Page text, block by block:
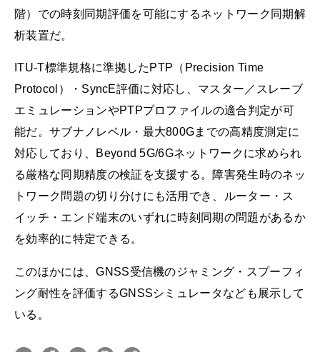
階）での時刻同期評価を可能にするネットワーク同期解
析装置だ。
ITU-T標準規格に準拠したPTP（Precision Time
Protocol）・SyncE評価に対応し、マスター／スレーブ
エミュレーションやPTPプロファイルの適合判定が可
能だ。サブナノレベル・最大800Gまでの高精度測定に
対応しており、Beyond 5G/6Gネットワークに求められ
る厳格な同期精度の検証を支援する。障害発生時のネッ
トワーク問題の切り分けにも活用でき、ルーター・ス
イッチ・エンド端末のいずれに時刻同期の問題があるか
を効率的に特定できる。
このほかには、GNSS受信機のジャミング・スプーフィ
ング耐性を評価するGNSSシミュレータなども展示して
いる。